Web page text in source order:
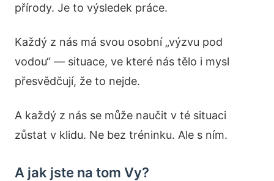
přírody. Je to výsledek práce.
Každý z nás má svou osobní „výzvu pod
vodou“ — situace, ve které nás tělo i mysl
přesvědčují, že to nejde.
A každý z nás se může naučit v té situaci
zůstat v klidu. Ne bez tréninku. Ale s ním.
A jak jste na tom Vy?